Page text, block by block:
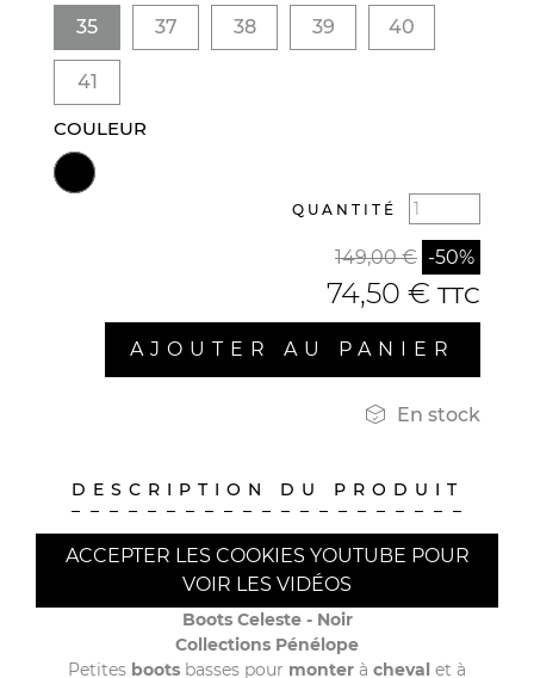
35
37 38 39 40
41
COULEUR
QUANTITÉ
149,00 € -50%
74,50 € TTC
AJOUTER AU PANIER
 En stock
DESCRIPTION DU PRODUIT
ACCEPTER LES COOKIES YOUTUBE POUR
VOIR LES VIDÉOS
Boots Celeste - Noir
Collections Pénélope
Petites boots basses pour monter à cheval et à